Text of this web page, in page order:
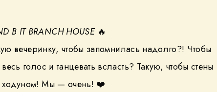
В IT BRANCH HOUSE 🔥
вечеринку, чтобы запомнилась надолго?! Чтобы
голос и танцевать всласть? Такую, чтобы стены
Мы — очень! ❤️